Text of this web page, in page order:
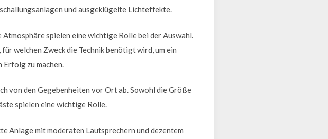
und ausgeklügelte Lichteffekte.
spielen eine wichtige Rolle bei der Auswahl.
welchen Zweck die Technik benötigt wird, um ein
zu machen.
von den Gegebenheiten vor Ort ab. Sowohl die Größe
spielen eine wichtige Rolle.
Anlage mit moderaten Lautsprechern und dezentem